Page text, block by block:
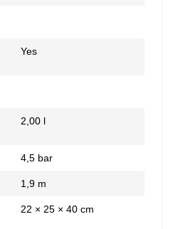
Yes
2,00 l
4,5 bar
1,9 m
22 × 25 × 40 cm